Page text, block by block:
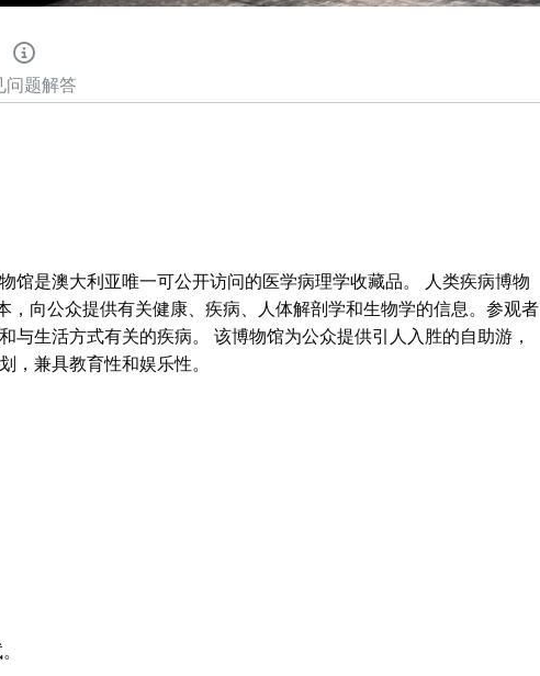
问题解答
馆是澳大利亚唯一可公开访问的医学病理学收藏品。 人类疾病博物
，向公众提供有关健康、疾病、人体解剖学和生物学的信息。参观者
与生活方式有关的疾病。 该博物馆为公众提供引人入胜的自助游，
，兼具教育性和娱乐性。
体组织标本，向公众提供有关健康、疾病、人体解剖学和生物学的